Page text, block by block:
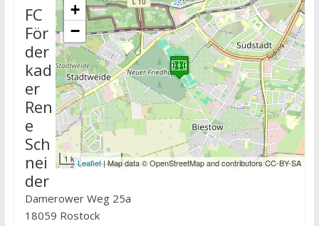
+
−
1 kmLeaflet| Map data © OpenStreetMap and contributors CC-BY-SA
FC
För
der
kad
er
Ren
e
Sch
nei
der
Damerower Weg 25a
18059 Rostock